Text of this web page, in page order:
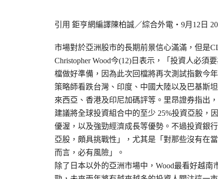
引用 鉅亨網編譯陳柏誠／綜合外電‧9月12日
市場對於亞洲股市的長期前景信心滿滿，但是
Christopher Wood今(12)日表示，「投資人必須
檔做好準備，因為此次回檔將再次測試指數今
策略師看跌台灣、印度、中國大陸以及巴基斯
來西亞、香港及印尼加碼評等。里昂證券指出
建議將全球投資組合中的至少 25%投資亞股，
優渥，以及強勁經濟成長等優勢。不過投資銀
亞股，頗具挑戰性」，尤其是「對那些沒有在
而言，必有風險」。
除了日本以外的亞洲市場中，Wood最看好越南